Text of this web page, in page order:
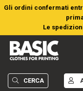
Gli ordini confermati
Le
CERCA